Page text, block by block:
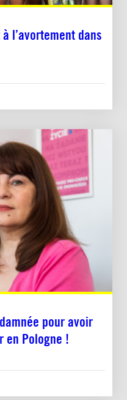
l’avortement dans
pour avoir
en Pologne !